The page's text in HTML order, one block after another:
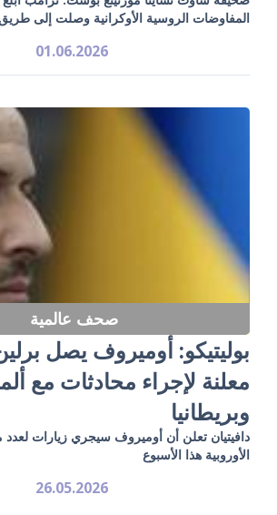
المفاوضات الروسية الأوكرانية وصلت إلى
01.06.2026
صحف عالمية
بوليتيكو: أوميروف يصل
معلنة لإجراء محادثات مع
وبريطانيا
دافيتيان تعلن أن أوميروف سيجري زيارات
الأوروبية هذا الأسبوع
26.05.2026